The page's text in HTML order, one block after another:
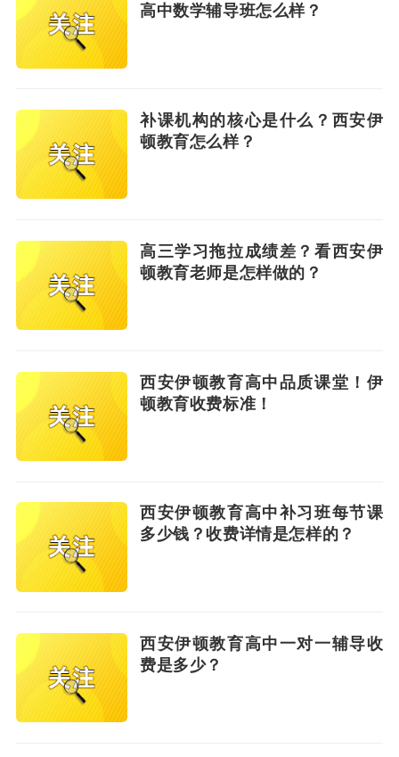
高中数学辅导班怎么样？
补课机构的核心是什么？西安伊
顿教育怎么样？
高三学习拖拉成绩差？看西安伊
顿教育老师是怎样做的？
西安伊顿教育高中品质课堂！伊
顿教育收费标准！
西安伊顿教育高中补习班每节课
多少钱？收费详情是怎样的？
西安伊顿教育高中一对一辅导收
费是多少？